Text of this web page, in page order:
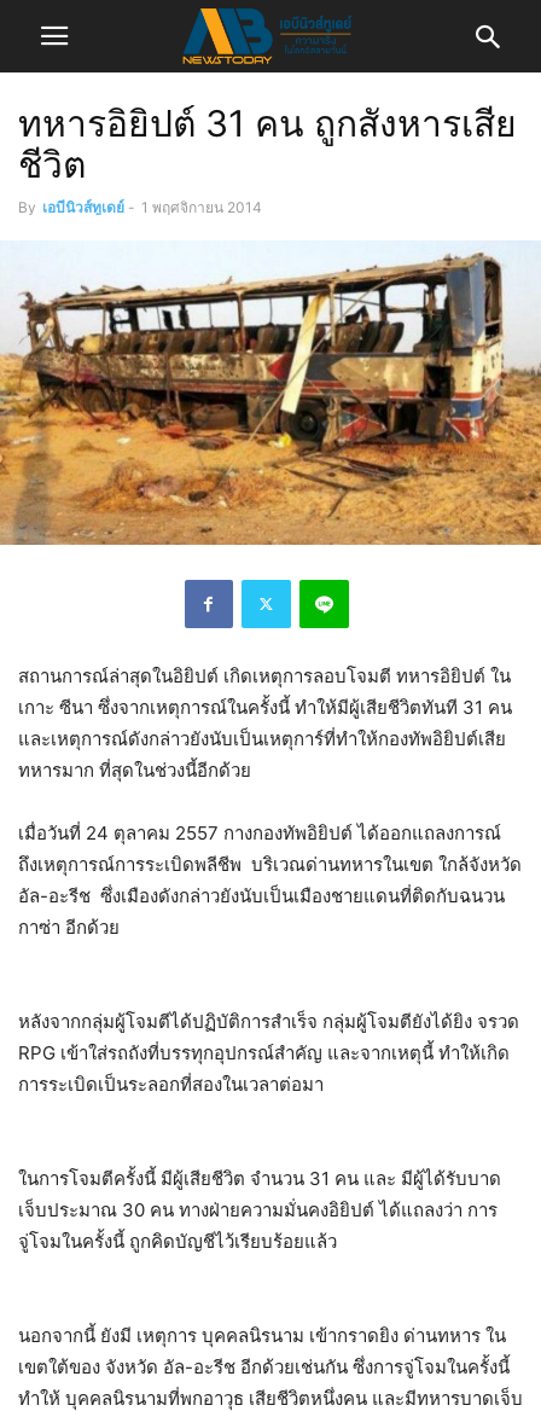
ทหารอิยิปต์ 31 คน ถูกสังหารเสีย
ชีวิต
By เอบีนิวส์ทูเดย์ - 1 พฤศจิกายน 2014
สถานการณ์ล่าสุดในอิยิปต์ เกิดเหตุการลอบโจมตี ทหารอิยิปต์ ใน
เกาะ ซีนา ซึ่งจากเหตุการณ์ในครั้งนี้ ทำให้มีผู้เสียชีวิตทันที 31 คน
และเหตุการณ์ดังกล่าวยังนับเป็นเหตุการ์ที่ทำให้กองทัพอิยิปต์เสีย
ทหารมาก ที่สุดในช่วงนี้อีกด้วย
เมื่อวันที่ 24 ตุลาคม 2557 กางกองทัพอิยิปต์ ได้ออกแถลงการณ์
ถึงเหตุการณ์การระเบิดพลีชีพ บริเวณด่านทหารในเขต ใกล้จังหวัด
อัล-อะรีช ซึ่งเมืองดังกล่าวยังนับเป็นเมืองชายแดนที่ติดกับฉนวน
กาซ่า อีกด้วย
หลังจากกลุ่มผู้โจมตีได้ปฏิบัติการสำเร็จ กลุ่มผู้โจมตียังได้ยิง จรวด
RPG เข้าใส่รถถังที่บรรทุกอุปกรณ์สำคัญ และจากเหตุนี้ ทำให้เกิด
การระเบิดเป็นระลอกที่สองในเวลาต่อมา
ในการโจมตีครั้งนี้ มีผู้เสียชีวิต จำนวน 31 คน และ มีผู้ได้รับบาด
เจ็บประมาณ 30 คน ทางฝ่ายความมั่นคงอิยิปต์ ได้แถลงว่า การ
จู่โจมในครั้งนี้ ถูกคิดบัญชีไว้เรียบร้อยแล้ว
นอกจากนี้ ยังมี เหตุการ บุคคลนิรนาม เข้ากราดยิง ด่านทหาร ใน
เขตใต้ของ จังหวัด อัล-อะรีช อีกด้วยเช่นกัน ซึ่งการจู่โจมในครั้งนี้
ทำให้ บุคคลนิรนามที่พกอาวุธ เสียชีวิตหนึ่งคน และมีทหารบาดเจ็บ